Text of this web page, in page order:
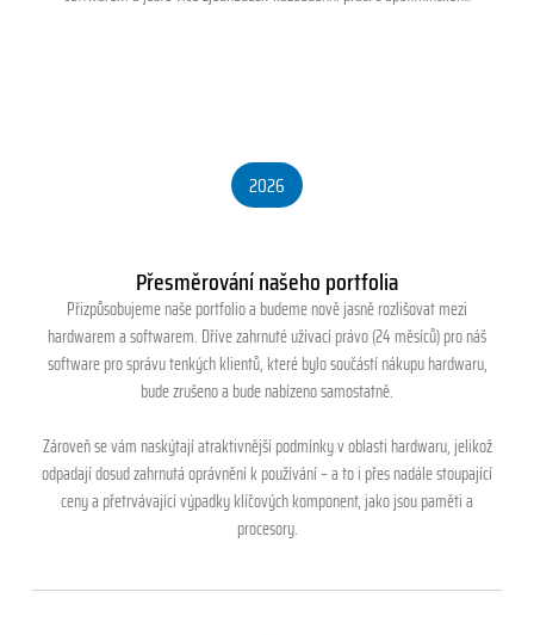
2026
Přesměrování našeho portfolia
Přizpůsobujeme naše portfolio a budeme nově jasně rozlišovat mezi
hardwarem a softwarem. Dříve zahrnuté užívací právo (24 měsíců) pro náš
software pro správu tenkých klientů, které bylo součástí nákupu hardwaru,
bude zrušeno a bude nabízeno samostatně.
Zároveň se vám naskýtají atraktivnější podmínky v oblasti hardwaru, jelikož
odpadají dosud zahrnutá oprávnění k používání – a to i přes nadále stoupající
ceny a přetrvávající výpadky klíčových komponent, jako jsou paměti a
procesory.